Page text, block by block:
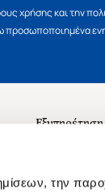
την
χρήσης και την